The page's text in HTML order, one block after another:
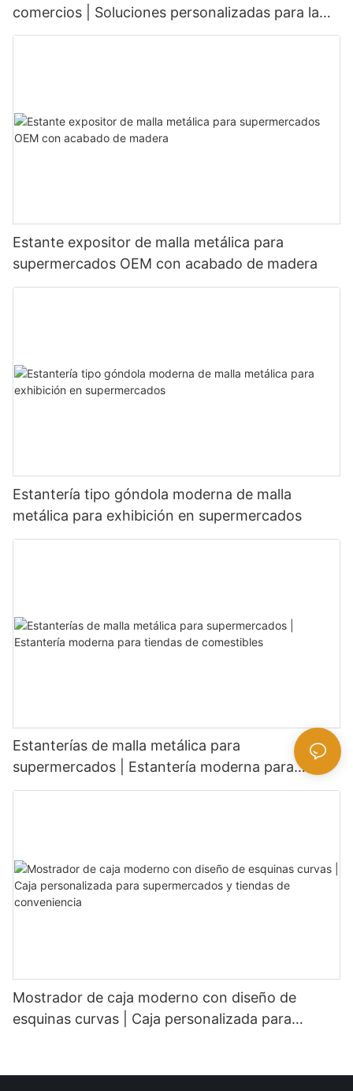
comercios | Soluciones personalizadas para la
exhibición de productos
Estante expositor de malla metálica para
supermercados OEM con acabado de madera
Estantería tipo góndola moderna de malla
metálica para exhibición en supermercados
Estanterías de malla metálica para
supermercados | Estantería moderna para
tiendas de comestibles
Mostrador de caja moderno con diseño de
esquinas curvas | Caja personalizada para